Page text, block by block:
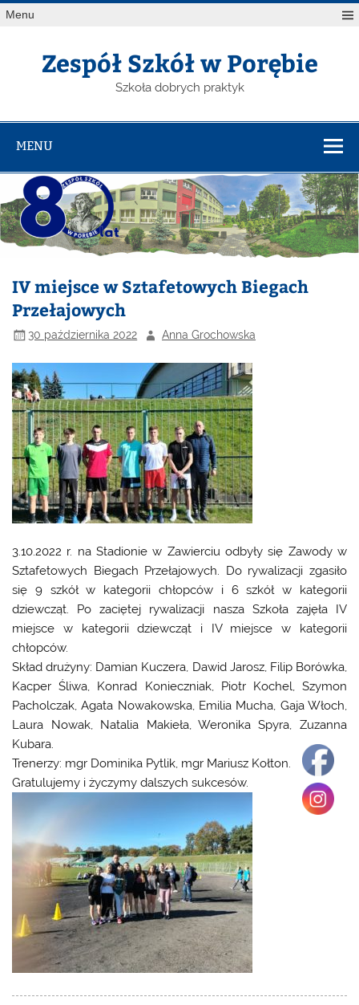
Menu
Zespół Szkół w Porębie
Szkoła dobrych praktyk
MENU
IV miejsce w Sztafetowych Biegach
Przełajowych
30 października 2022 Anna Grochowska
3.10.2022 r. na Stadionie w Zawierciu odbyły się Zawody w
Sztafetowych Biegach Przełajowych. Do rywalizacji zgasiło
się 9 szkół w kategorii chłopców i 6 szkół w kategorii
dziewcząt. Po zaciętej rywalizacji nasza Szkoła zajęła IV
miejsce w kategorii dziewcząt i IV miejsce w kategorii
chłopców.
Skład drużyny: Damian Kuczera, Dawid Jarosz, Filip Borówka,
Kacper Śliwa, Konrad Konieczniak, Piotr Kochel, Szymon
Pacholczak, Agata Nowakowska, Emilia Mucha, Gaja Włoch,
Laura Nowak, Natalia Makieła, Weronika Spyra, Zuzanna
Kubara.
Trenerzy: mgr Dominika Pytlik, mgr Mariusz Kołton.
Gratulujemy i życzymy dalszych sukcesów.